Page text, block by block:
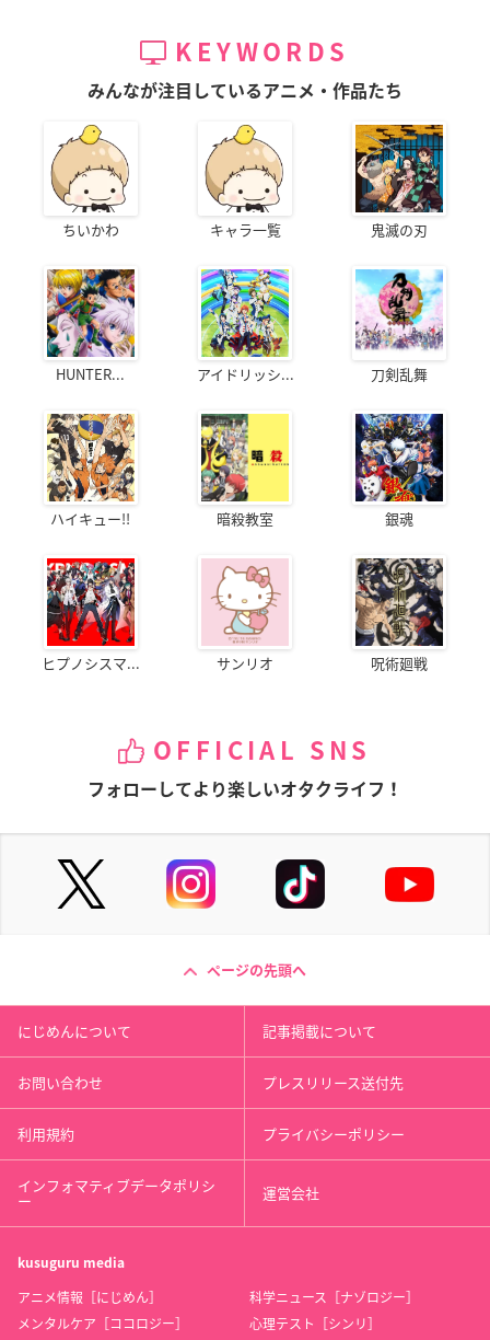
KEYWORDS
みんなが注目しているアニメ・作品たち
ちいかわ キャラ一覧 鬼滅の刃
HUNTER... アイドリッシ... 刀剣乱舞
ハイキュー!! 暗殺教室 銀魂
ヒプノシスマ... サンリオ 呪術廻戦
OFFICIAL SNS
フォローしてより楽しいオタクライフ！
ページの先頭へ
にじめんについて 記事掲載について
お問い合わせ プレスリリース送付先
利用規約 プライバシーポリシー
インフォマティブデータポリシ
ー 運営会社
kusuguru media
アニメ情報［にじめん］
科学ニュース［ナゾロジー］
メンタルケア［ココロジー］
心理テスト［シンリ］